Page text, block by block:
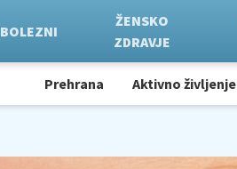
BOLEZNI
ŽENSKO
ZDRAVJE
Prehrana Aktivno življenje